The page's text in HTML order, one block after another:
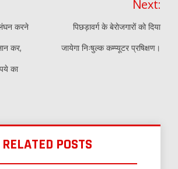
करने
कर,
का
Next:
पिछड़ावर्ग के बेरोजगारों को दिया
जायेगा निःषुल्क कम्प्यूटर प्रषिक्षण।
RELATED POSTS